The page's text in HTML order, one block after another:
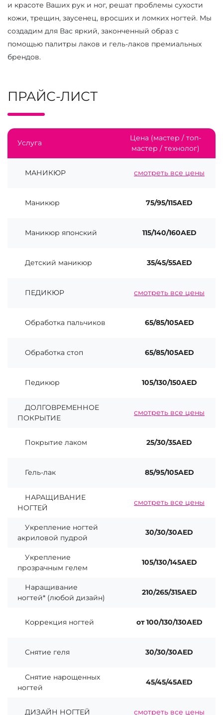
и красоте Ваших рук и ног, решат проблемы сухости
кожи, трещин, заусенец, вросших и ломких ногтей. Мы
создадим для Вас яркий, законченный образ с
помощью палитры лаков и гель-лаков премиальных
брендов.
ПРАЙС-ЛИСТ
Услуга
Цена (мастер / топ-
мастер / технолог)
МАНИКЮР смотреть все цены
Маникюр 75/95/115AED
Маникюр японский 115/140/160AED
Детский маникюр 35/45/55AED
ПЕДИКЮР смотреть все цены
Обработка пальчиков 65/85/105AED
Обработка стоп 65/85/105AED
Педикюр 105/130/150AED
ДОЛГОВРЕМЕННОЕ
ПОКРЫТИЕ
смотреть все цены
Покрытие лаком 25/30/35AED
Гель-лак 85/95/105AED
НАРАЩИВАНИЕ
НОГТЕЙ
смотреть все цены
Укрепление ногтей
акриловой пудрой
30/30/30AED
Укрепление
прозрачным гелем
105/130/145AED
Наращивание
ногтей* (любой дизайн)
210/265/315AED
Коррекция ногтей от 100/130/130AED
Снятие геля 30/30/30AED
Снятие нарощенных
ногтей
45/45/45AED
ДИЗАЙН НОГТЕЙ смотреть все цены